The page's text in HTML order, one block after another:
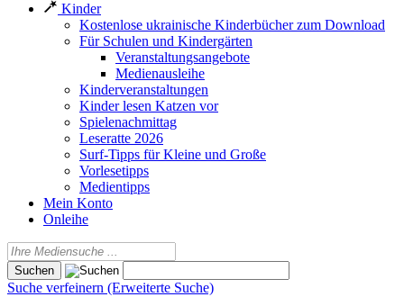
Kinder
Kostenlose ukrainische Kinderbücher zum Download
Für Schulen und Kindergärten
Veranstaltungsangebote
Medienausleihe
Kinderveranstaltungen
Kinder lesen Katzen vor
Spielenachmittag
Leseratte 2026
Surf-Tipps für Kleine und Große
Vorlesetipps
Medientipps
Mein Konto
Onleihe
Suche verfeinern (Erweiterte Suche)